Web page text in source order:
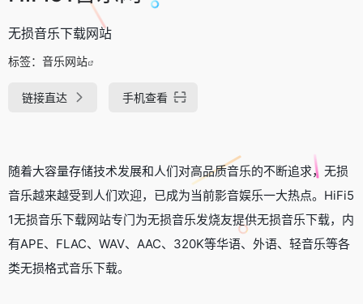
无损音乐下载网站
标签： 音乐网站
链接直达 手机查看
随着大容量存储技术发展和人们对高品质音乐的不断追求，无损
音乐越来越受到人们欢迎，已成为当前影音娱乐一大热点。HiFi5
1无损音乐下载网站专门为无损音乐发烧友提供无损音乐下载，内
有APE、FLAC、WAV、AAC、320K等华语、外语、轻音乐等各
类无损格式音乐下载。